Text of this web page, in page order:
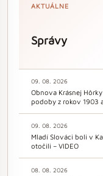
AKTUÁLNE
Správy
09. 08. 2026
Obnova Krásnej
podoby z rokov 1903
09. 08. 2026
Mladí Slováci boli v
otočili – VIDEO
08. 08. 2026